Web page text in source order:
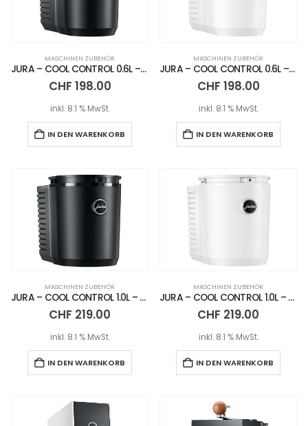
MASCHINEN ZUBEHÖR
JURA – COOL CONTROL 0.6L – BLACK
CHF 198.00
inkl. 8.1 % MwSt.
IN DEN WARENKORB
MASCHINEN ZUBEHÖR
JURA – COOL CONTROL 0.6L – WHITE
CHF 198.00
inkl. 8.1 % MwSt.
IN DEN WARENKORB
MASCHINEN ZUBEHÖR
JURA – COOL CONTROL 1.0L – BLACK
CHF 219.00
inkl. 8.1 % MwSt.
IN DEN WARENKORB
MASCHINEN ZUBEHÖR
JURA – COOL CONTROL 1.0L – WHITE
CHF 219.00
inkl. 8.1 % MwSt.
IN DEN WARENKORB